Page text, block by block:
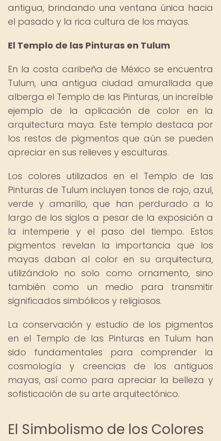
antigua, brindando una ventana única hacia
el pasado y la rica cultura de los mayas.
El Templo de las Pinturas en Tulum
En la costa caribeña de México se encuentra
Tulum, una antigua ciudad amurallada que
alberga el Templo de las Pinturas, un increíble
ejemplo de la aplicación de color en la
arquitectura maya. Este templo destaca por
los restos de pigmentos que aún se pueden
apreciar en sus relieves y esculturas.
Los colores utilizados en el Templo de las
Pinturas de Tulum incluyen tonos de rojo, azul,
verde y amarillo, que han perdurado a lo
largo de los siglos a pesar de la exposición a
la intemperie y el paso del tiempo. Estos
pigmentos revelan la importancia que los
mayas daban al color en su arquitectura,
utilizándolo no solo como ornamento, sino
también como un medio para transmitir
significados simbólicos y religiosos.
La conservación y estudio de los pigmentos
en el Templo de las Pinturas en Tulum han
sido fundamentales para comprender la
cosmología y creencias de los antiguos
mayas, así como para apreciar la belleza y
sofisticación de su arte arquitectónico.
El Simbolismo de los Colores